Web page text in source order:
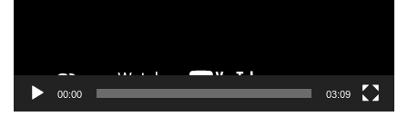
00:00 03:09